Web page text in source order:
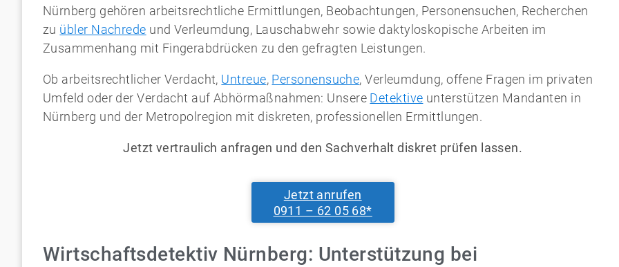
Nürnberg gehören arbeitsrechtliche Ermittlungen, Beobachtungen, Personensuchen, Recherchen
zu übler Nachrede und Verleumdung, Lauschabwehr sowie daktyloskopische Arbeiten im
Zusammenhang mit Fingerabdrücken zu den gefragten Leistungen.
Ob arbeitsrechtlicher Verdacht, Untreue, Personensuche, Verleumdung, offene Fragen im privaten
Umfeld oder der Verdacht auf Abhörmaßnahmen: Unsere Detektive unterstützen Mandanten in
Nürnberg und der Metropolregion mit diskreten, professionellen Ermittlungen.
Jetzt vertraulich anfragen und den Sachverhalt diskret prüfen lassen.
Jetzt anrufen
0911 – 62 05 68*
Wirtschaftsdetektiv Nürnberg: Unterstützung bei